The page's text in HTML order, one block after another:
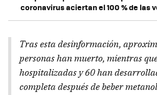
coronavirus aciertan el 100 % de las
Tras esta desinformación,
personas han muerto, mientras
hospitalizadas y 60 han
completa después de beber